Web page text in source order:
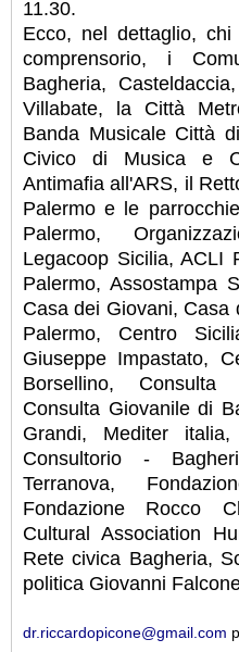
11.30.
Ecco, nel dettaglio,
comprensorio, i
Bagheria,
Villabate, la Città
Banda Musicale Città
Civico di Musica e
Antimafia all'ARS, il
Palermo e le
Palermo,
Legacoop Sicilia, ACLI
Palermo, Assostampa
Casa dei Giovani, Casa
Palermo, Centro
Giuseppe Impastato,
Borsellino, Consulta
Consulta Giovanile di
Grandi, Mediter
Consultorio -
Terranova,
Fondazione Rocco
Cultural Association
Rete civica Bagheria,
politica Giovanni
dr.riccardopicone@gmail.com